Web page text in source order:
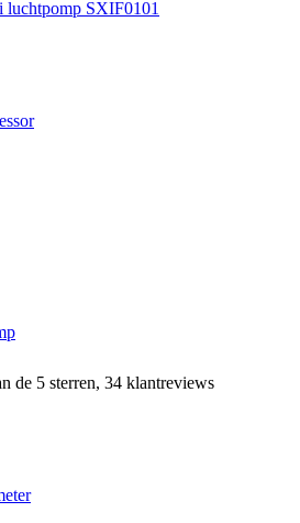
SXIF0101
de 5 sterren, 34 klantreviews